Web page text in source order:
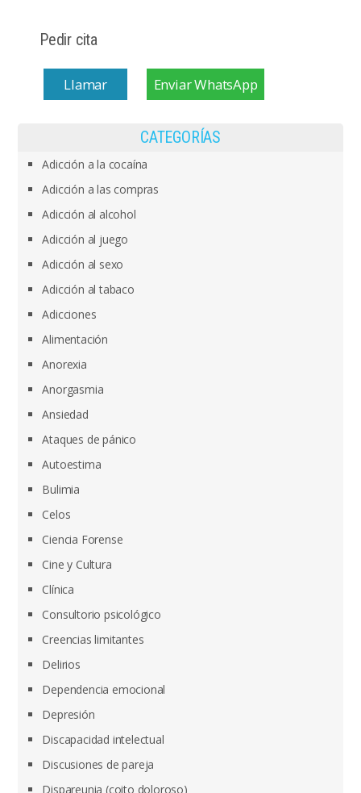
Pedir cita
Llamar Enviar WhatsApp
CATEGORÍAS
Adicción a la cocaína
Adicción a las compras
Adicción al alcohol
Adicción al juego
Adicción al sexo
Adicción al tabaco
Adicciones
Alimentación
Anorexia
Anorgasmia
Ansiedad
Ataques de pánico
Autoestima
Bulimia
Celos
Ciencia Forense
Cine y Cultura
Clínica
Consultorio psicológico
Creencias limitantes
Delirios
Dependencia emocional
Depresión
Discapacidad intelectual
Discusiones de pareja
Dispareunia (coito doloroso)